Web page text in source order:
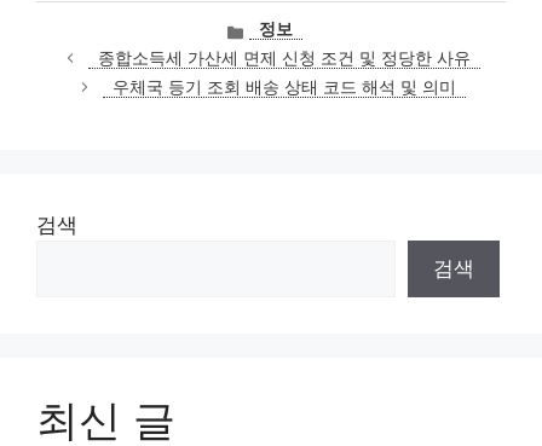
카
테
고
리
정보
종합소득세 가산세 면제 신청 조건 및 정당한 사유
우체국 등기 조회 배송 상태 코드 해석 및 의미
검색
검색
최신 글